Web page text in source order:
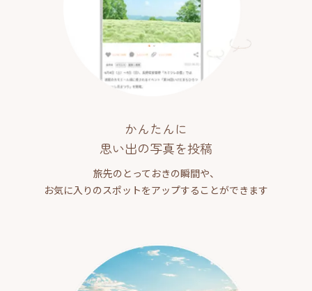
かんたんに
思い出の写真を投稿
旅先のとっておきの瞬間や、
お気に入りのスポットをアップすることができます